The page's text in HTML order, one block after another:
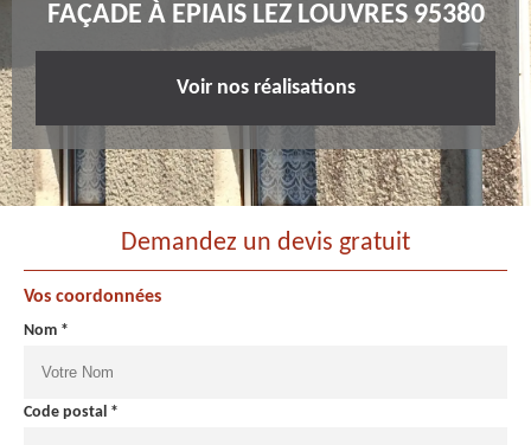
FAÇADE À EPIAIS LEZ LOUVRES 95380
Voir nos réalisations
Demandez un devis gratuit
Vos coordonnées
Nom *
Code postal *